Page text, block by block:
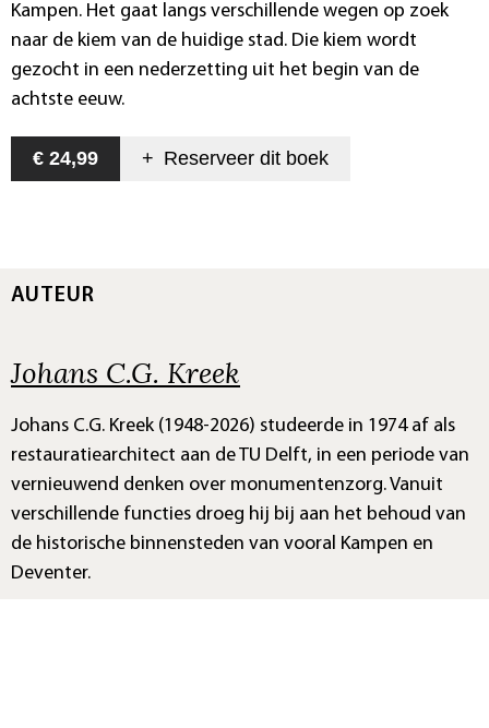
Kampen. Het gaat langs verschillende wegen op zoek
naar de kiem van de huidige stad. Die kiem wordt
gezocht in een nederzetting uit het begin van de
achtste eeuw.
€ 24,99 + Reserveer dit boek
AUTEUR
Johans C.G. Kreek
Johans C.G. Kreek (1948-2026) studeerde in 1974 af als
restauratiearchitect aan de TU Delft, in een periode van
vernieuwend denken over monumentenzorg. Vanuit
verschillende functies droeg hij bij aan het behoud van
de historische binnensteden van vooral Kampen en
Deventer.